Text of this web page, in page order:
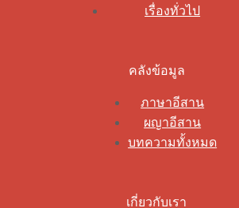
เรื่องทั่วไป
คลังข้อมูล
ภาษาอีสาน
ผญาอีสาน
บทความทั้งหมด
เกี่ยวกับเรา